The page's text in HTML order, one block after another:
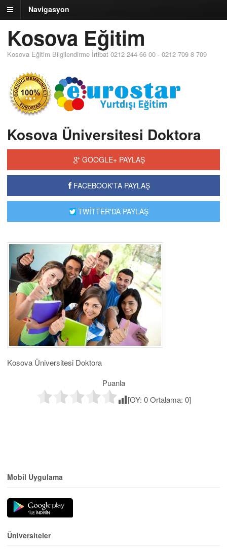
Navigasyon
Kosova Eğitim
Kosova Eğitim Bilgilendirme İrtibat 0212 244 66 00 - 0212 709 8 709
Kosova Üniversitesi Doktora
GOOGLE+ PAYLAŞ
FACEBOOK'TA PAYLAŞ
TWİTTER'DA PAYLAŞ
Kosova Üniversitesi Doktora
Puanla
[OY: 0Ortalama: 0]
Mobil Uygulama
Üniversiteler